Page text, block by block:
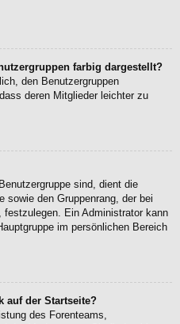
farbig dargestellt?
den Benutzergruppen
deren Mitglieder leichter zu
sind, dient die
sowie den Gruppenrang, der bei
festzulegen. Ein Administrator kann
im persönlichen Bereich
auf der Startseite?
des Forenteams,